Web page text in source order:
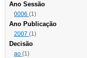
Ano Sessão
0006 (1)
Ano Publicação
2007 (1)
Decisão
ao (1)